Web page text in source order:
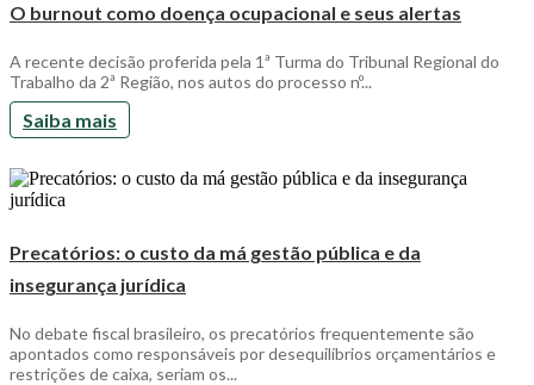
O burnout como doença ocupacional e seus alertas
A recente decisão proferida pela 1ª Turma do Tribunal Regional do
Trabalho da 2ª Região, nos autos do processo nº...
Saiba mais
Precatórios: o custo da má gestão pública e da
insegurança jurídica
No debate fiscal brasileiro, os precatórios frequentemente são
apontados como responsáveis por desequilíbrios orçamentários e
restrições de caixa, seriam os...